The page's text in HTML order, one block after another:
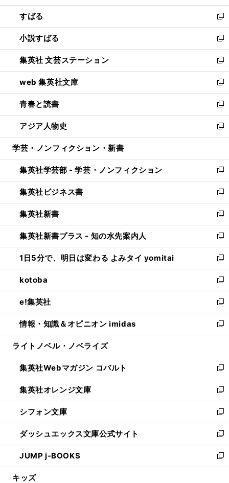
開
く
ウ
で
開
く
ン
ド
ウ
で
開
く
すばる
新
し
い
ウ
ィ
ン
ド
ウ
で
開
く
小説すばる
新
し
い
ウ
ィ
ン
ド
ウ
で
開
集英社 文芸ステーション
新
し
い
ウ
ィ
ン
ド
ウ
開
く
web 集英社文庫
新
し
い
ウ
ィ
ン
ウ
で
開
く
青春と読書
新
し
い
ウ
ン
ド
ウ
で
開
く
アジア人物史
新
し
ウ
ィ
ン
ド
ウ
で
開
く
学芸・ノンフィクション・新書
集英社学芸部 - 学芸・ノンフィクション
新
し
い
ウ
ィ
ン
ド
ウ
で
開
く
集英社ビジネス書
新
し
い
ウ
ィ
ン
ド
ウ
で
開
く
集英社新書
新
し
い
ウ
ィ
ン
ド
ウ
で
開
く
集英社新書プラス - 知の水先案内人
新
し
い
ウ
ィ
ン
ド
ウ
で
開
1日5分で、明日は変わる よみタイ yomitai
新
し
い
ウ
ィ
ン
ド
ウ
開
く
kotoba
新
し
い
ウ
ィ
ン
ウ
で
開
く
e!集英社
新
し
い
ウ
ン
ド
ウ
で
開
く
情報・知識＆オピニオン imidas
新
し
ウ
ィ
ン
ド
ウ
で
開
く
ライトノベル・ノベライズ
集英社Webマガジン コバルト
新
し
い
ウ
ィ
ン
ド
ウ
で
開
集英社オレンジ文庫
新
し
い
ウ
ィ
ン
ド
ウ
シフォン文庫
新
し
い
ウ
ィ
ン
ダッシュエックス文庫公式サイト
新
し
い
ウ
JUMP j-BOOKS
新
し
キッズ